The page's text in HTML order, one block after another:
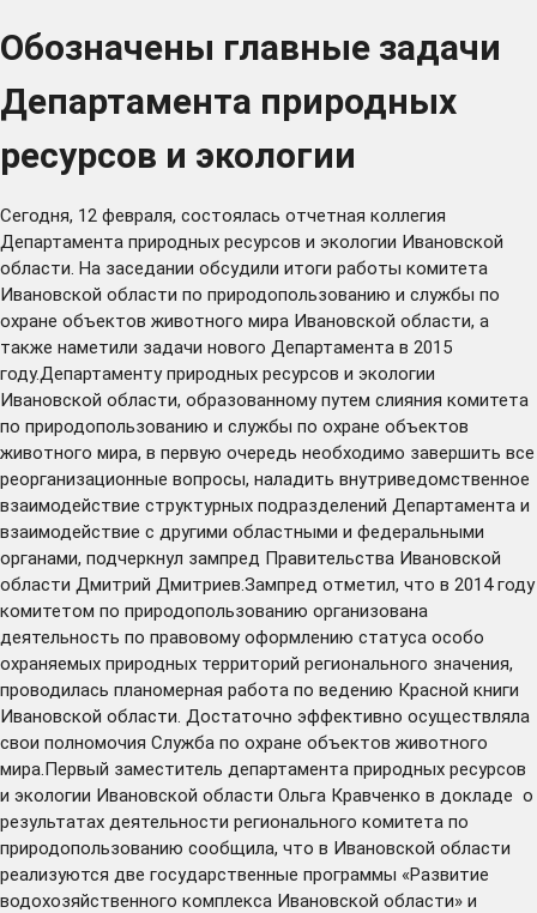
Обозначены главные задачи
Департамента природных
ресурсов и экологии
Сегодня, 12 февраля, состоялась отчетная коллегия
Департамента природных ресурсов и экологии Ивановской
области. На заседании обсудили итоги работы комитета
Ивановской области по природопользованию и службы по
охране объектов животного мира Ивановской области, а
также наметили задачи нового Департамента в 2015
году.Департаменту природных ресурсов и экологии
Ивановской области, образованному путем слияния комитета
по природопользованию и службы по охране объектов
животного мира, в первую очередь необходимо завершить все
реорганизационные вопросы, наладить внутриведомственное
взаимодействие структурных подразделений Департамента и
взаимодействие с другими областными и федеральными
органами, подчеркнул зампред Правительства Ивановской
области Дмитрий Дмитриев.Зампред отметил, что в 2014 году
комитетом по природопользованию организована
деятельность по правовому оформлению статуса особо
охраняемых природных территорий регионального значения,
проводилась планомерная работа по ведению Красной книги
Ивановской области. Достаточно эффективно осуществляла
свои полномочия Служба по охране объектов животного
мира.Первый заместитель департамента природных ресурсов
и экологии Ивановской области Ольга Кравченко в докладе о
результатах деятельности регионального комитета по
природопользованию сообщила, что в Ивановской области
реализуются две государственные программы «Развитие
водохозяйственного комплекса Ивановской области» и